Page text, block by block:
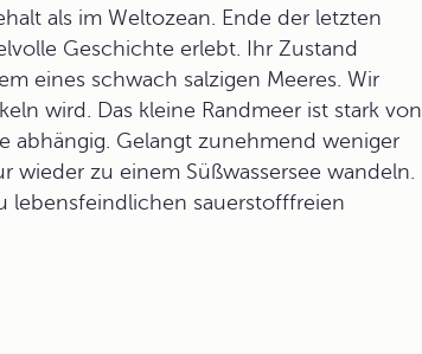
als im Weltozean. Ende der letzten
Geschichte erlebt. Ihr Zustand
eines schwach salzigen Meeres. Wir
wird. Das kleine Randmeer ist stark von
abhängig. Gelangt zunehmend weniger
wieder zu einem Süßwassersee wandeln.
lebensfeindlichen sauerstofffreien